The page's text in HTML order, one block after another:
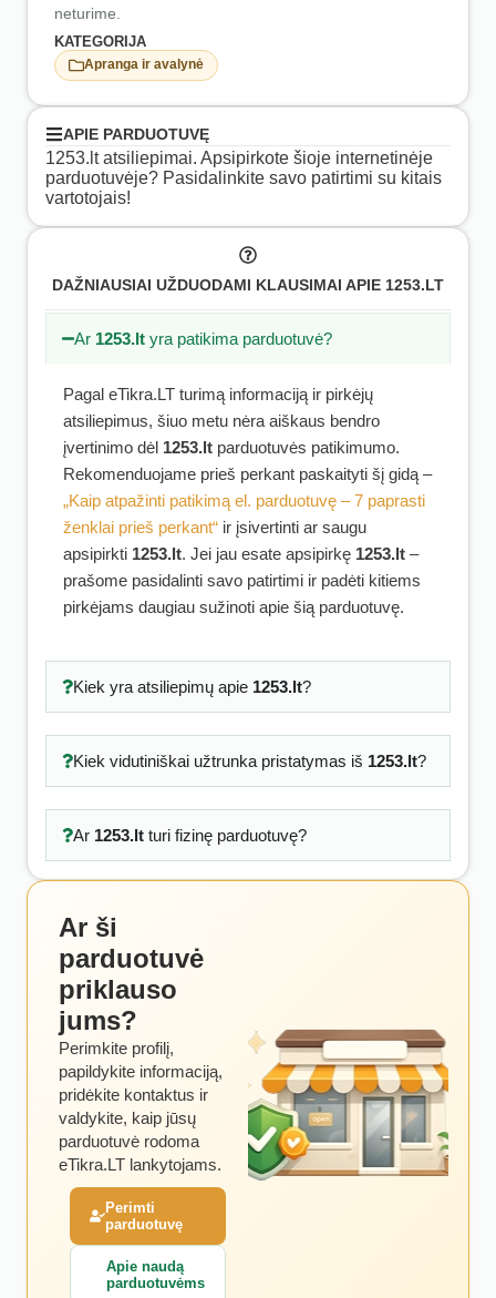
neturime.
KATEGORIJA
Apranga ir avalynė
APIE PARDUOTUVĘ
1253.lt atsiliepimai. Apsipirkote šioje internetinėje
parduotuvėje? Pasidalinkite savo patirtimi su kitais
vartotojais!
DAŽNIAUSIAI UŽDUODAMI KLAUSIMAI APIE 1253.LT
Ar 1253.lt yra patikima parduotuvė?
Pagal eTikra.LT turimą informaciją ir pirkėjų
atsiliepimus, šiuo metu nėra aiškaus bendro
įvertinimo dėl 1253.lt parduotuvės patikimumo.
Rekomenduojame prieš perkant paskaityti šį gidą –
„Kaip atpažinti patikimą el. parduotuvę – 7 paprasti
ženklai prieš perkant“ ir įsivertinti ar saugu
apsipirkti 1253.lt. Jei jau esate apsipirkę 1253.lt –
prašome pasidalinti savo patirtimi ir padėti kitiems
pirkėjams daugiau sužinoti apie šią parduotuvę.
Kiek yra atsiliepimų apie 1253.lt?
Kiek vidutiniškai užtrunka pristatymas iš 1253.lt?
Ar 1253.ltturi fizinę parduotuvę?
Ar ši
parduotuvė
priklauso
jums?
Perimkite profilį,
papildykite informaciją,
pridėkite kontaktus ir
valdykite, kaip jūsų
parduotuvė rodoma
eTikra.LT lankytojams.
Perimti
parduotuvę
Apie naudą
parduotuvėms